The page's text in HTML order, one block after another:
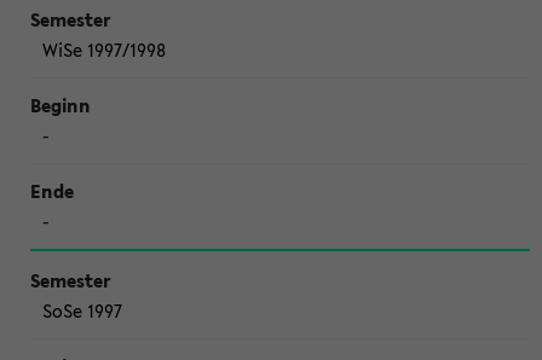
WiSe 1997/1998
-
-
SoSe 1997